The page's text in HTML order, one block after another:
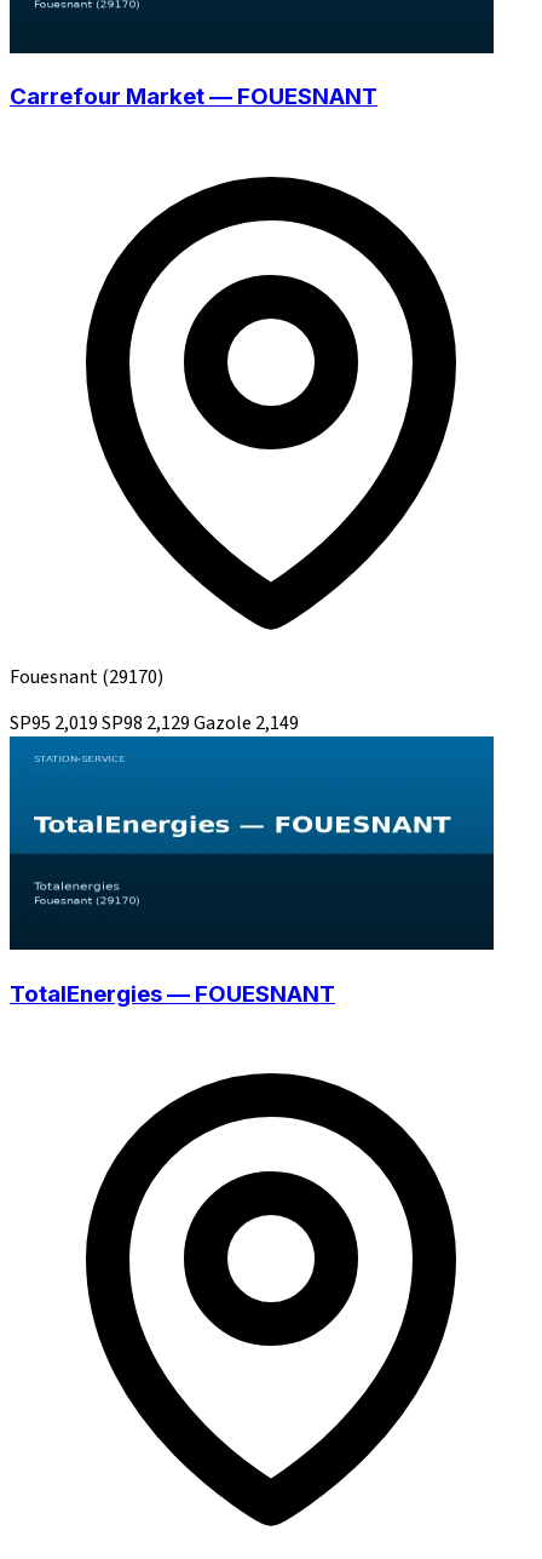
Carrefour Market — FOUESNANT
Fouesnant(29170)
SP95 2,019SP98 2,129Gazole 2,149
TotalEnergies — FOUESNANT